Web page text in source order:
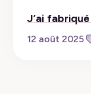
J’ai
12 août 2025